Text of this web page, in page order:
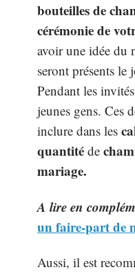
bouteilles de
cérémonie de
avoir une idée du
seront présents le
Pendant les
jeunes gens. Ces
inclure dans les
quantité de
mariage.
A lire en
un faire-part de
Aussi, il est